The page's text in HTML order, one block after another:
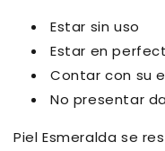
Estar sin uso
Estar en
Contar con su
No presentar
Piel Esmeralda se